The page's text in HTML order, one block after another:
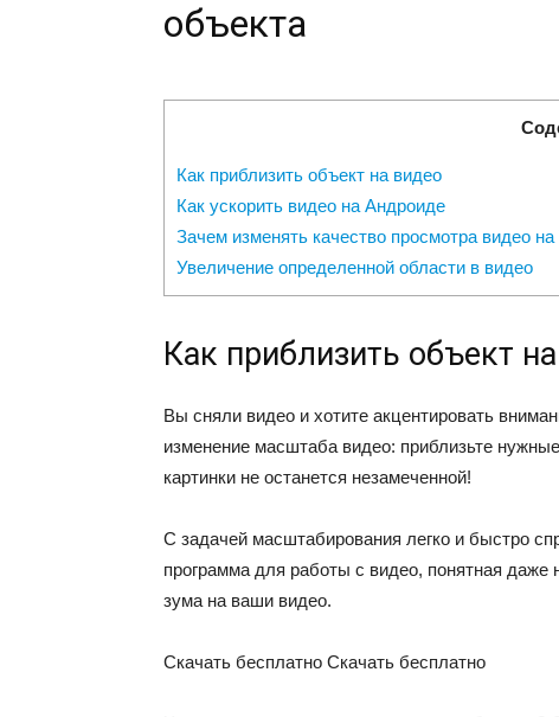
объекта
Как приблизить объект на видео
Как ускорить видео на Андроиде
Зачем изменять качество просмотра видео на
Увеличение определенной области в видео
Как приблизить объект
Вы сняли видео и хотите акцентировать
изменение масштаба видео: приблизьте
картинки не останется незамеченной!
C задачей масштабирования легко и быстро
программа для работы с видео, понятная
зума на ваши видео.
Скачать бесплатно Скачать бесплатно